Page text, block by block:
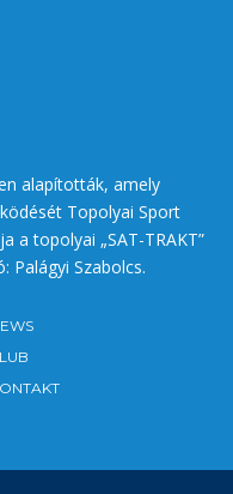
alapították, amely
Topolyai Sport
a topolyai „SAT-TRAKT”
Palágyi Szabolcs.